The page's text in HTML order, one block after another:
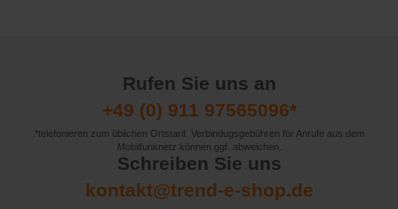
Rufen Sie uns an
+49 (0) 911 97565096*
*telefonieren zum üblichen Ortstarif. Verbindugsgebühren für Anrufe aus dem
Mobilfunknetz können ggf. abweichen.
Schreiben Sie uns
kontakt@trend-e-shop.de